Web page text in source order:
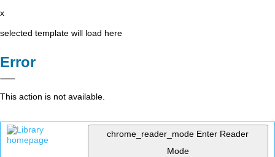
x
selected template will load here
Error
This action is not available.
chrome_reader_mode Enter Reader
Mode